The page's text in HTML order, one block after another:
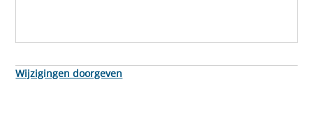
Wijzigingen doorgeven